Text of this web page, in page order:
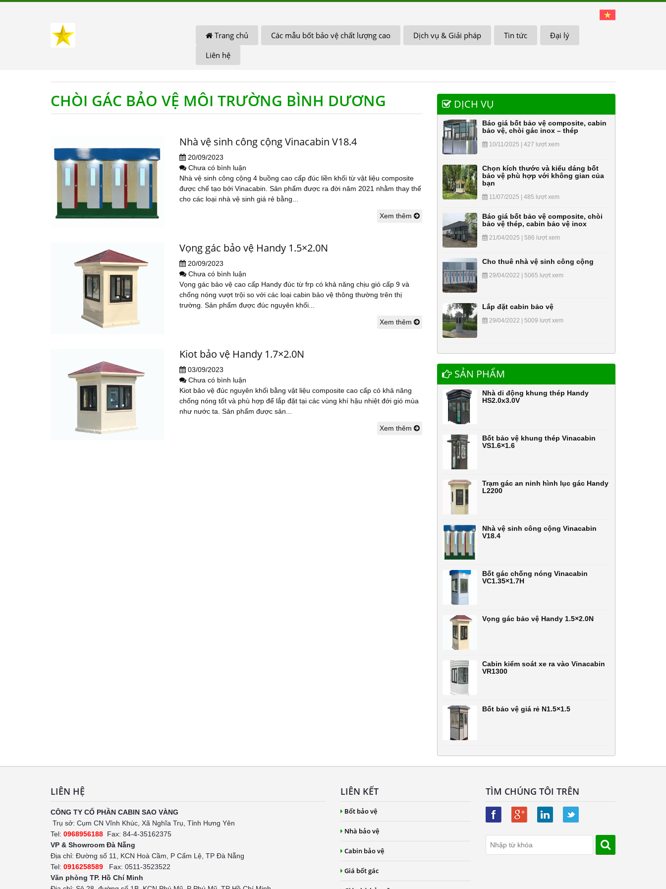
Trang chủ Các mẫu bốt bảo vệ chất lượng cao Dịch vụ & Giải pháp Tin tức
Đại lý
Liên hệ
CHÒI GÁC BẢO VỆ MÔI TRƯỜNG BÌNH DƯƠNG
Nhà vệ sinh công cộng Vinacabin V18.4
20/09/2023
Chưa có bình luận
Nhà vệ sinh công cộng 4 buồng cao cấp đúc liền khối từ vật liệu composite
được chế tạo bởi Vinacabin. Sản phẩm được ra đời năm 2021 nhằm thay thế
cho các loại nhà vệ sinh giá rẻ bằng...
Xem thêm
Vọng gác bảo vệ Handy 1.5×2.0N
20/09/2023
Chưa có bình luận
Vọng gác bảo vệ cao cấp Handy đúc từ frp có khả năng chịu gió cấp 9 và
chống nóng vượt trội so với các loại cabin bảo vệ thông thường trên thị
trường. Sản phẩm được đúc nguyên khối...
Xem thêm
Kiot bảo vệ Handy 1.7×2.0N
03/09/2023
Chưa có bình luận
Kiot bảo vệ đúc nguyên khối bằng vật liệu composite cao cấp có khả năng
chống nóng tốt và phù hợp để lắp đặt tại các vùng khí hậu nhiệt đới gió mùa
như nước ta. Sản phẩm được sản...
Xem thêm
DỊCH VỤ
Báo giá bốt bảo vệ composite, cabin
bảo vệ, chòi gác inox – thép
10/11/2025 | 427 lượt xem
Chọn kích thước và kiểu dáng bốt
bảo vệ phù hợp với không gian của
bạn
11/07/2025 | 485 lượt xem
Báo giá bốt bảo vệ composite, chòi
bảo vệ thép, cabin bảo vệ inox
21/04/2025 | 586 lượt xem
Cho thuê nhà vệ sinh công cộng
29/04/2022 | 5065 lượt xem
Lắp đặt cabin bảo vệ
29/04/2022 | 5009 lượt xem
SẢN PHẨM
Nhà di động khung thép Handy
HS2.0x3.0V
Bốt bảo vệ khung thép Vinacabin
VS1.6×1.6
Trạm gác an ninh hình lục gác Handy
L2200
Nhà vệ sinh công cộng Vinacabin
V18.4
Bốt gác chống nóng Vinacabin
VC1.35×1.7H
Vọng gác bảo vệ Handy 1.5×2.0N
Cabin kiểm soát xe ra vào Vinacabin
VR1300
Bốt bảo vệ giá rẻ N1.5×1.5
LIÊN HỆ
CÔNG TY CỔ PHẦN CABIN SAO VÀNG
Trụ sở: Cụm CN Vĩnh Khúc, Xã Nghĩa Trụ, Tỉnh Hưng Yên
Tel: 0968956188 Fax: 84-4-35162375
VP & Showroom Đà Nẵng
Địa chỉ: Đường số 11, KCN Hoà Cầm, P Cẩm Lệ, TP Đà Nẵng
Tel: 0916258589 Fax: 0511-3523522
Văn phòng TP. Hồ Chí Minh
LIÊN KẾT
Bốt bảo vệ
Nhà bảo vệ
Cabin bảo vệ
Giá bốt gác
TÌM CHÚNG TÔI TRÊN